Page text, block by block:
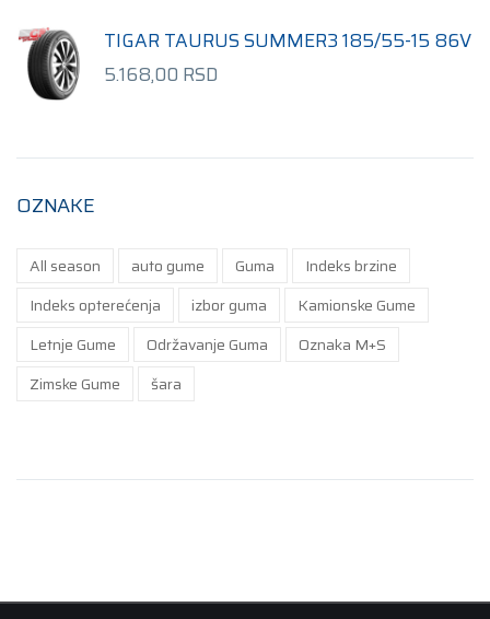
TIGAR TAURUS SUMMER3 185/55-15 86V
5.168,00 RSD
OZNAKE
All season auto gume Guma
Indeks brzine
Indeks opterećenja
izbor guma
Kamionske Gume
Letnje Gume
Održavanje Guma
Oznaka M+S
Zimske Gume
šara